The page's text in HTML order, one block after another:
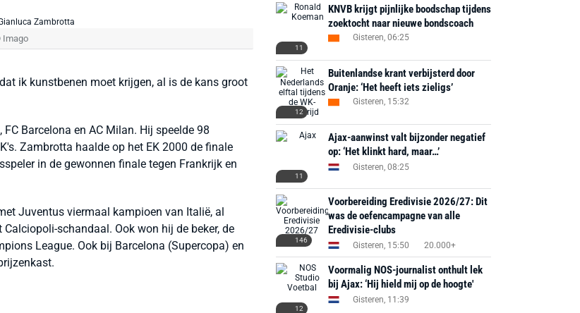
Imago
ik kunstbenen moet krijgen, al is de kans groot
Barcelona en AC Milan. Hij speelde 98
Zambrotta haalde op het EK 2000 de finale
in de gewonnen finale tegen Frankrijk en
Juventus viermaal kampioen van Italië, al
schandaal. Ook won hij de beker, de
League. Ook bij Barcelona (Supercopa) en
11
KNVB krijgt pijnlijke boodschap tijdens
zoektocht naar nieuwe bondscoach
Gisteren, 06:25
12
Buitenlandse krant verbijsterd door
Oranje: ‘Het heeft iets zieligs’
Gisteren, 15:32
11
Ajax-aanwinst valt bijzonder negatief
op: ‘Het klinkt hard, maar…’
Gisteren, 08:25
146
Voorbereiding Eredivisie 2026/27: Dit
was de oefencampagne van alle
Eredivisie-clubs
Gisteren, 15:50 20.000+
12
Voormalig NOS-journalist onthult lek
bij Ajax: ‘Hij hield mij op de hoogte'
Gisteren, 11:39